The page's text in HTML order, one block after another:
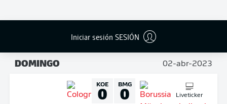
Iniciar sesión SESIÓN
4 2
DOMINGO 02-abr-2023
KOE
0 BMG
0 Liveticker